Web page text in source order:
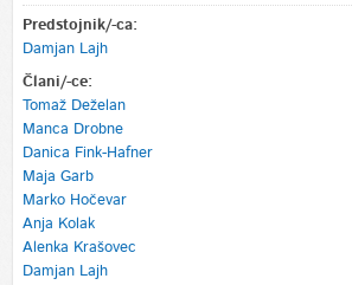
Predstojnik/-ca:
Damjan Lajh
Člani/-ce:
Tomaž Deželan
Manca Drobne
Danica Fink-Hafner
Maja Garb
Marko Hočevar
Anja Kolak
Alenka Krašovec
Damjan Lajh